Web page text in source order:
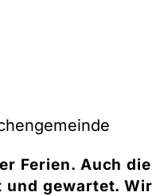
Ferien. Auch die
und gewartet. Wir